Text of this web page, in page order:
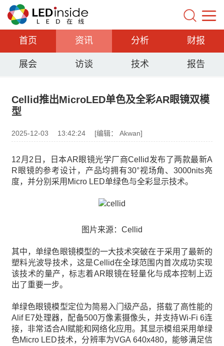
首页 资讯 分析 财报
展会 访谈 技术 报告
Cellid推出MicroLED单色及全彩AR眼镜双模
型
2025-12-03 13:42:24 [编辑： Akwan]
12月2日，日本AR眼镜光学厂商Cellid发布了两款最新A
R眼镜的参考设计，产品均拥有30°视场角、3000nits亮
度，并分别采用Micro LED单绿色与全彩显示技术。
图片来源：Cellid
其中，单绿色眼镜模型的一大技术突破在于采用了最新的
塑料光波导技术，这是Cellid在全球范围内首次成功实现
该技术的量产，标志着AR眼镜在轻量化与成本控制上迈
出了重要一步。
单绿色眼镜模型定位为简易入门级产品，搭载了高性能的
Alif E7处理器，配备500万像素摄像头，并支持Wi-Fi 6连
接，非常适合AI赋能和网络化应用。其显示模组采用单绿
色Micro LED技术，分辨率为VGA 640x480，能够满足信